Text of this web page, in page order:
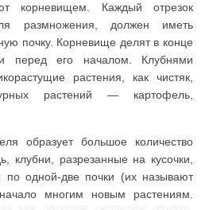
корневищем. Каждый отрезок
размножения, должен иметь
почку. Корневище делят в конце
перед его началом. Клубнями
растения, как чистяк,
растений — картофель,
образует большое количество
клубни, разрезанные на кусочки,
одной-две почки (их называют
многим новым растениям.